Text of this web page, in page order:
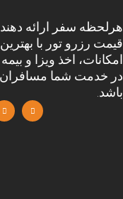
هرلحظه سفر ارائه
قیمت رزرو تور با
امکانات، اخذ ویزا و
در خدمت شما
باشد.